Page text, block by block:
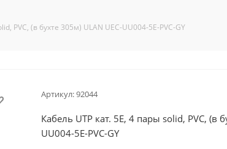
PVC, (в бухте 305м) ULAN UEC-UU004-5E-PVC-GY
Артикул:92044
Кабель UTP кат. 5E, 4 пары solid, PVC, (в
UU004-5E-PVC-GY